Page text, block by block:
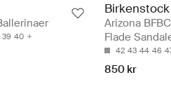
39 40
Birkenstock
Arizona
Flade
42 43 44 46
850 kr